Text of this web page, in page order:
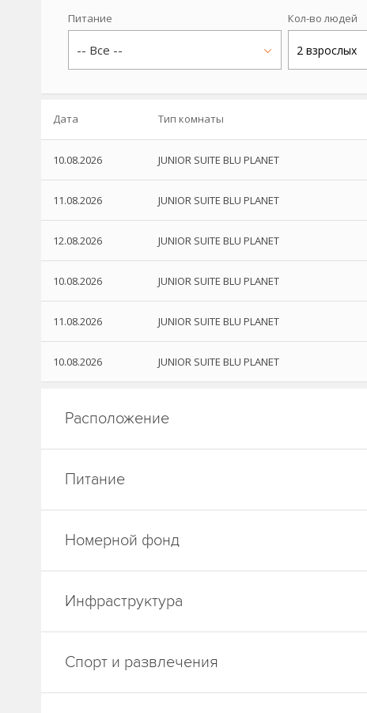
Питание
-- Все --
Кол-во людей
2 взрослых
Дата Тип комнаты
10.08.2026 JUNIOR SUITE BLU PLANET
11.08.2026 JUNIOR SUITE BLU PLANET
12.08.2026 JUNIOR SUITE BLU PLANET
10.08.2026 JUNIOR SUITE BLU PLANET
11.08.2026 JUNIOR SUITE BLU PLANET
10.08.2026 JUNIOR SUITE BLU PLANET
Расположение
Питание
Номерной фонд
Инфраструктура
Спорт и развлечения